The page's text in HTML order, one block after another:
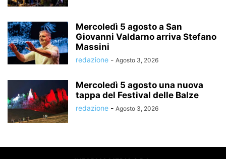
Mercoledì 5 agosto a San
Giovanni Valdarno arriva Stefano
Massini
redazione - Agosto 3, 2026
Mercoledì 5 agosto una nuova
tappa del Festival delle Balze
redazione - Agosto 3, 2026